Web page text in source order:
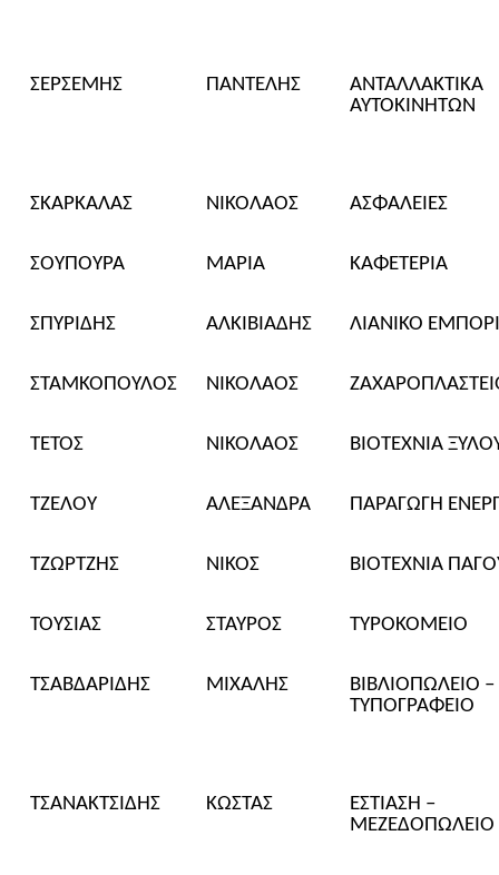
ΣΕΡΣΕΜΗΣ ΠΑΝΤΕΛΗΣ
ΑΝΤΑΛΛΑΚΤΙΚΑ
ΑΥΤΟΚΙΝΗΤΩΝ
ΣΚΑΡΚΑΛΑΣ ΝΙΚΟΛΑΟΣ ΑΣΦΑΛΕΙΕΣ
ΣΟΥΠΟΥΡΑ ΜΑΡΙΑ ΚΑΦΕΤΕΡΙΑ
ΣΠΥΡΙΔΗΣ ΑΛΚΙΒΙΑΔΗΣ ΛΙΑΝΙΚΟ
ΣΤΑΜΚΟΠΟΥΛΟΣ ΝΙΚΟΛΑΟΣ
ΤΕΤΟΣ ΝΙΚΟΛΑΟΣ ΒΙΟΤΕΧΝΙΑ
ΤΖΕΛΟΥ ΑΛΕΞΑΝΔΡΑ ΠΑΡΑΓΩΓΗ
ΤΖΩΡΤΖΗΣ ΝΙΚΟΣ ΒΙΟΤΕΧΝΙΑ
ΤΟΥΣΙΑΣ ΣΤΑΥΡΟΣ ΤΥΡΟΚΟΜΕΙΟ
ΤΣΑΒΔΑΡΙΔΗΣ ΜΙΧΑΛΗΣ
ΒΙΒΛΙΟΠΩΛΕΙΟ –
ΤΥΠΟΓΡΑΦΕΙΟ
ΤΣΑΝΑΚΤΣΙΔΗΣ ΚΩΣΤΑΣ
ΕΣΤΙΑΣΗ –
ΜΕΖΕΔΟΠΩΛΕΙΟ